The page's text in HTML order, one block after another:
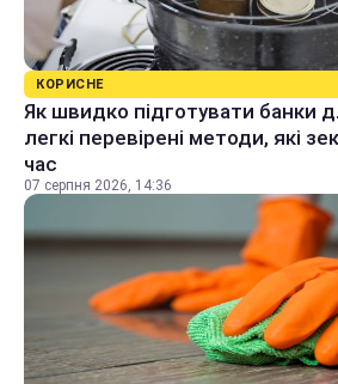
КОРИСНЕ
Як швидко підготувати банки
легкі перевірені методи, які
час
07 серпня 2026, 14:36